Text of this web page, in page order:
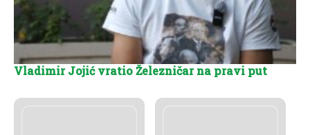
Vladimir Jojić vratio Železničar na pravi put